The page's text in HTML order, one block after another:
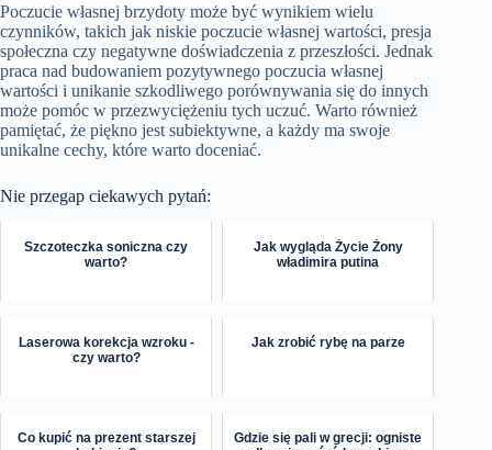
Poczucie własnej brzydoty może być wynikiem wielu
czynników, takich jak niskie poczucie własnej wartości, presja
społeczna czy negatywne doświadczenia z przeszłości. Jednak
praca nad budowaniem pozytywnego poczucia własnej
wartości i unikanie szkodliwego porównywania się do innych
może pomóc w przezwyciężeniu tych uczuć. Warto również
pamiętać, że piękno jest subiektywne, a każdy ma swoje
unikalne cechy, które warto doceniać.
Nie przegap ciekawych pytań:
Szczoteczka soniczna czy
warto?
Jak wygląda Życie Żony
władimira putina
Laserowa korekcja wzroku -
czy warto?
Jak zrobić rybę na parze
Co kupić na prezent starszej
Gdzie się pali w grecji: ogniste